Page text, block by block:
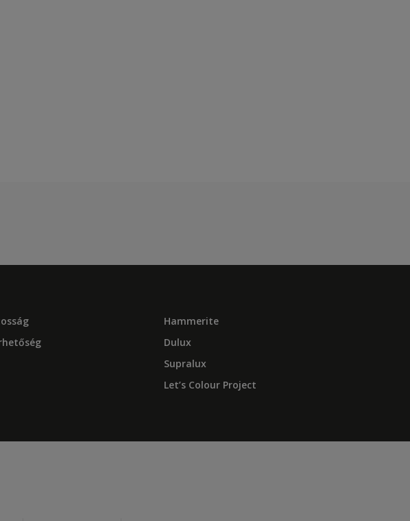
Hammerite
Dulux
Supralux
Let’s Colour Project